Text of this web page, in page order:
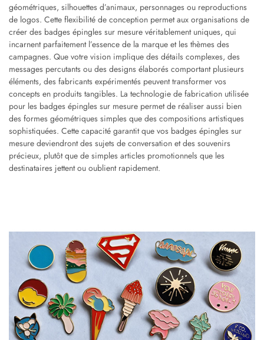
géométriques, silhouettes d’animaux, personnages ou reproductions
de logos. Cette flexibilité de conception permet aux organisations de
créer des badges épingles sur mesure véritablement uniques, qui
incarnent parfaitement l’essence de la marque et les thèmes des
campagnes. Que votre vision implique des détails complexes, des
messages percutants ou des designs élaborés comportant plusieurs
éléments, des fabricants expérimentés peuvent transformer vos
concepts en produits tangibles. La technologie de fabrication utilisée
pour les badges épingles sur mesure permet de réaliser aussi bien
des formes géométriques simples que des compositions artistiques
sophistiquées. Cette capacité garantit que vos badges épingles sur
mesure deviendront des sujets de conversation et des souvenirs
précieux, plutôt que de simples articles promotionnels que les
destinataires jettent ou oublient rapidement.